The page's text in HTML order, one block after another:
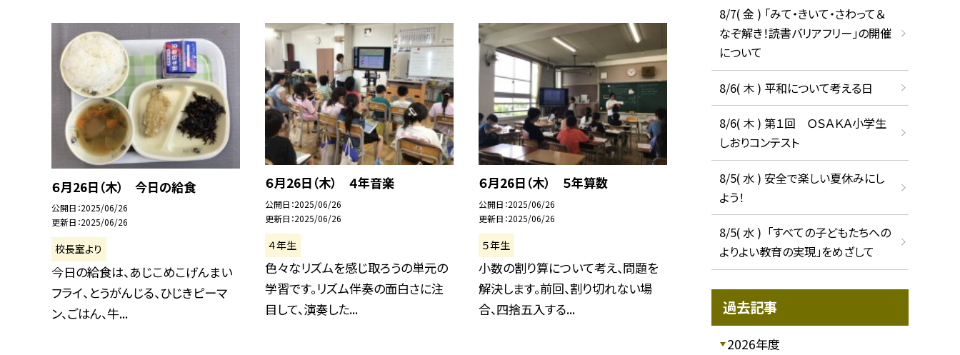
６月26日（木） 今日の給食
公開日 2025/06/26
更新日 2025/06/26
校長室より
今日の給食は、あじこめこげんまい
フライ、とうがんじる、ひじきピーマ
ン、ごはん、牛...
６月26日（木） ４年音楽
公開日 2025/06/26
更新日 2025/06/26
４年生
色々なリズムを感じ取ろうの単元の
学習です。リズム伴奏の面白さに注
目して、演奏した...
６月26日（木） ５年算数
公開日 2025/06/26
更新日 2025/06/26
５年生
小数の割り算について考え、問題を
解決します。前回、割り切れない場
合、四捨五入する...
8/7( 金 ) 「みて・きいて・さわって＆
なぞ解き！読書バリアフリー」の開催
について
8/6( 木 ) 平和について考える日
8/6( 木 ) 第１回 ＯＳＡＫＡ小学生
しおりコンテスト
8/5( 水 ) 安全で楽しい夏休みにし
よう！
8/5( 水 ) 「すべての子どもたちへの
よりよい教育の実現」をめざして
過去記事
2026年度